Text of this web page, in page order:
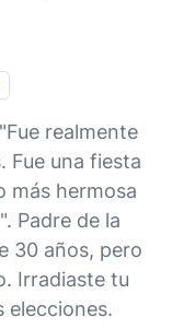
realmente
Fue una fiesta
más hermosa
Padre de la
30 años, pero
Irradiaste tu
elecciones.